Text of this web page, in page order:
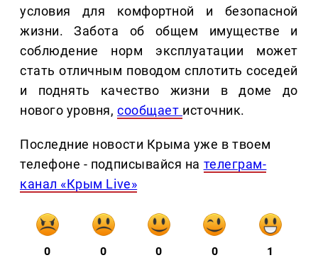
условия для комфортной и безопасной
жизни. Забота об общем имуществе и
соблюдение норм эксплуатации может
стать отличным поводом сплотить соседей
и поднять качество жизни в доме до
нового уровня,сообщает источник.
Последние новости Крыма уже в твоем
телефоне - подписывайся на телеграм-
канал «Крым Live»
0 0 0 0 1